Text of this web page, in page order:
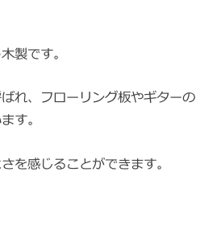
製です。
れ、フローリング板やギターの
す。
を感じることができます。